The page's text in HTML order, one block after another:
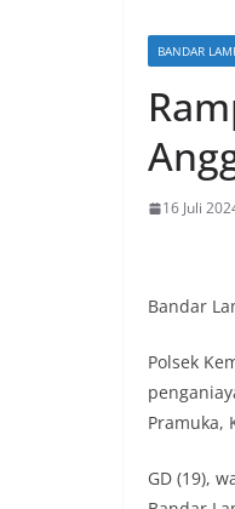
BANDAR
16 Juli
Bandar
Polsek
Pramuka,
GD (19),